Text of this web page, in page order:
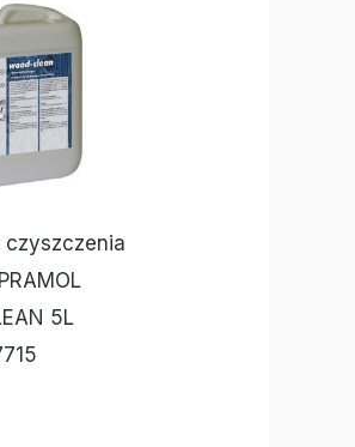
czyszczenia
5L